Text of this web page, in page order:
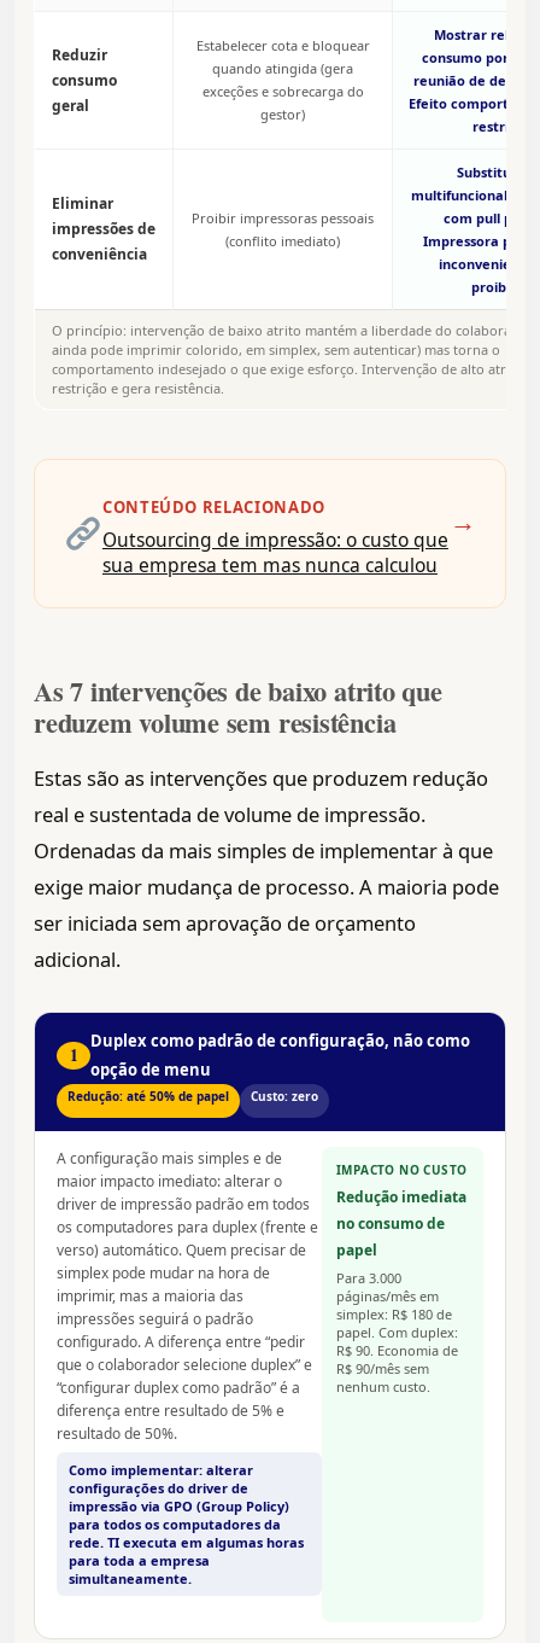
Reduzir
consumo
geral
Estabelecer cota e bloquear
quando atingida (gera
exceções e sobrecarga do
gestor)
Mostrar
consumo por
reunião de
Efeito
restrição
Eliminar
impressões de
conveniência
Proibir impressoras pessoais
(conflito imediato)
Substituir
multifuncional
com pull
Impressora
inconveniente,
proibição
O princípio: intervenção de baixo atrito mantém a liberdade do colaborador
ainda pode imprimir colorido, em simplex, sem autenticar) mas torna o
comportamento indesejado o que exige esforço. Intervenção de alto atrito
restrição e gera resistência.
CONTEÚDO RELACIONADO
Outsourcing de impressão: o custo que
sua empresa tem mas nunca calculou
→
As 7 intervenções de baixo atrito que
reduzem volume sem resistência
Estas são as intervenções que produzem redução
real e sustentada de volume de impressão.
Ordenadas da mais simples de implementar à que
exige maior mudança de processo. A maioria pode
ser iniciada sem aprovação de orçamento
adicional.
1
Duplex como padrão de configuração, não como
opção de menu
Redução: até 50% de papel Custo: zero
A configuração mais simples e de
maior impacto imediato: alterar o
driver de impressão padrão em todos
os computadores para duplex (frente e
verso) automático. Quem precisar de
simplex pode mudar na hora de
imprimir, mas a maioria das
impressões seguirá o padrão
configurado. A diferença entre “pedir
que o colaborador selecione duplex” e
“configurar duplex como padrão” é a
diferença entre resultado de 5% e
resultado de 50%.
Como implementar: alterar
configurações do driver de
impressão via GPO (Group Policy)
para todos os computadores da
rede. TI executa em algumas horas
para toda a empresa
simultaneamente.
IMPACTO NO CUSTO
Redução imediata
no consumo de
papel
Para 3.000
páginas/mês em
simplex: R$ 180 de
papel. Com duplex:
R$ 90. Economia de
R$ 90/mês sem
nenhum custo.